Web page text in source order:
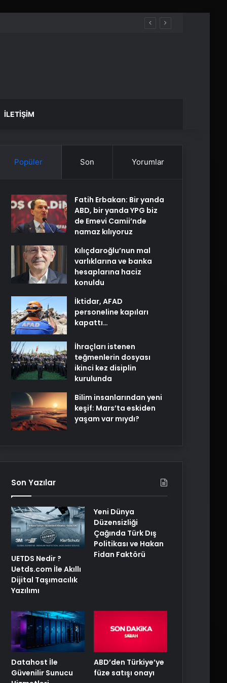
İLETIŞIM
Popüler Son Yorumlar
Fatih Erbakan: Bir yanda
ABD, bir yanda YPG biz
de Emevi Camii’nde
namaz kılıyoruz
Kılıçdaroğlu’nun mal
varlıklarına ve banka
hesaplarına haciz
konuldu
İktidar, AFAD
personeline kapıları
kapattı…
İhraçları istenen
teğmenlerin dosyası
ikinci kez disiplin
kurulunda
Bilim insanlarından yeni
keşif: Mars’ta eskiden
yaşam var mıydı?
Son Yazılar
UETDS Nedir ?
Uetds.com İle Akıllı
Dijital Taşımacılık
Yazılımı
Yeni Dünya
Düzensizliği
Çağında Türk Dış
Politikası ve Hakan
Fidan Faktörü
Datahost İle
Güvenilir Sunucu
ABD’den Türkiye’ye
füze satışı onayı